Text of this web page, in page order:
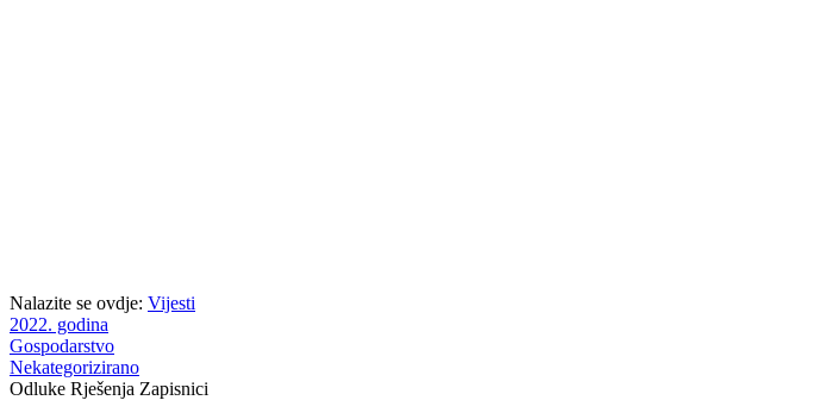
Nalazite se ovdje: Vijesti
2022. godina
Gospodarstvo
Nekategorizirano
Odluke Rješenja Zapisnici